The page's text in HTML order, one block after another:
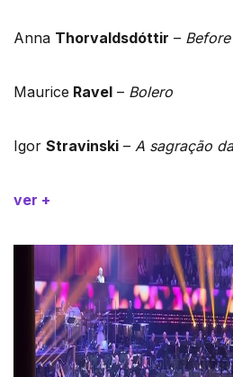
Anna Thorvaldsdóttir –
Maurice Ravel – Bolero
Igor Stravinski – A sagração
ver +